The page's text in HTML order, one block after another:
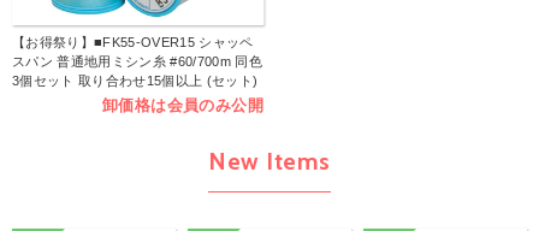
【お得祭り】■FK55-OVER15 シャッペ
スパン 普通地用ミシン糸 #60/700m 同色
3個セット 取り合わせ15個以上 (セット)
卸価格は会員のみ公開
New Items